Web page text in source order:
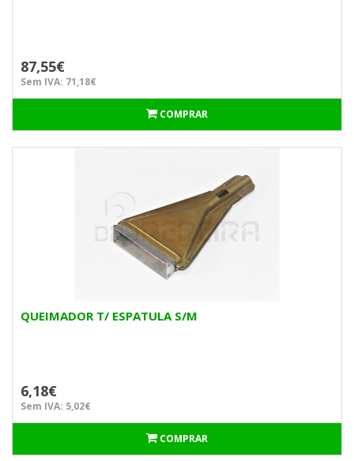
87,55€
Sem IVA: 71,18€
COMPRAR
QUEIMADOR T/ ESPATULA S/M
6,18€
Sem IVA: 5,02€
COMPRAR